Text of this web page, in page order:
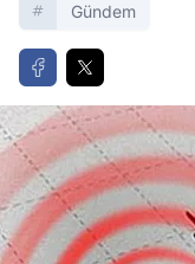
Gündem